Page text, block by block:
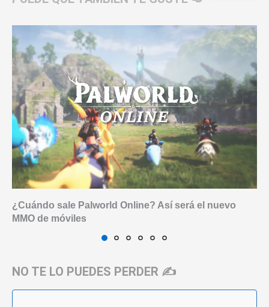
¿Cuándo sale Palworld Online? Así será el nuevo
MMO de móviles
NO TE LO PUEDES PERDER ✍️